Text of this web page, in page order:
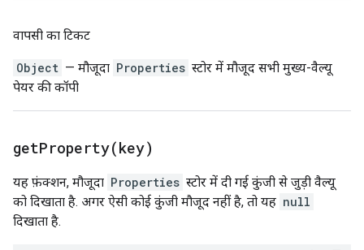
वापसी का टिकट
Object — मौजूदा Properties स्टोर में मौजूद सभी मुख्य-वैल्यू
पेयर की कॉपी
getProperty(key)
यह फ़ंक्शन, मौजूदा Properties स्टोर में दी गई कुंजी से जुड़ी वैल्यू
को दिखाता है. अगर ऐसी कोई कुंजी मौजूद नहीं है, तो यह null
दिखाता है.